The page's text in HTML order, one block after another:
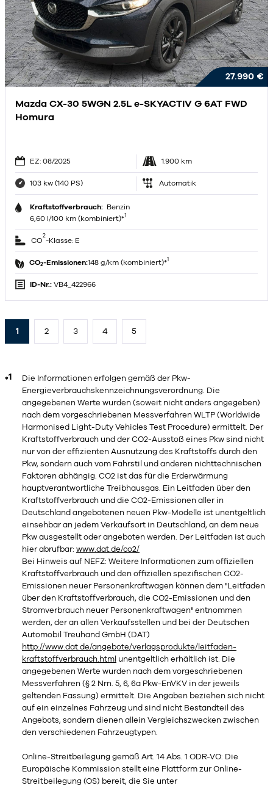
27.990 €
Mazda CX-30 5WGN 2.5L e-SKYACTIV G 6AT FWD
Homura
EZ: 08/2025 1.900 km
103 kw (140 PS) Automatik
Kraftstoffverbrauch: Benzin
6,60 l/100 km (kombiniert)*1
CO
2
-Klasse: E
CO2-Emissionen:148 g/km (kombiniert)*1
ID-Nr.: VB4_422966
1 2 3 4 5
*1
Die Informationen erfolgen gemäß der Pkw-
Energieverbrauchskennzeichnungsverordnung. Die
angegebenen Werte wurden (soweit nicht anders angegeben)
nach dem vorgeschriebenen Messverfahren WLTP (Worldwide
Harmonised Light-Duty Vehicles Test Procedure) ermittelt. Der
Kraftstoffverbrauch und der CO2-Ausstoß eines Pkw sind nicht
nur von der effizienten Ausnutzung des Kraftstoffs durch den
Pkw, sondern auch vom Fahrstil und anderen nichttechnischen
Faktoren abhängig. CO2 ist das für die Erderwärmung
hauptverantwortliche Treibhausgas. Ein Leitfaden über den
Kraftstoffverbrauch und die CO2-Emissionen aller in
Deutschland angebotenen neuen Pkw-Modelle ist unentgeltlich
einsehbar an jedem Verkaufsort in Deutschland, an dem neue
Pkw ausgestellt oder angeboten werden. Der Leitfaden ist auch
hier abrufbar: www.dat.de/co2/
Bei Hinweis auf NEFZ: Weitere Informationen zum offiziellen
Kraftstoffverbrauch und den offiziellen spezifischen CO2-
Emissionen neuer Personenkraftwagen können dem "Leitfaden
über den Kraftstoffverbrauch, die CO2-Emissionen und den
Stromverbrauch neuer Personenkraftwagen" entnommen
werden, der an allen Verkaufsstellen und bei der Deutschen
Automobil Treuhand GmbH (DAT)
http://www.dat.de/angebote/verlagsprodukte/leitfaden-
kraftstoffverbrauch.html unentgeltlich erhältlich ist. Die
angegebenen Werte wurden nach dem vorgeschriebenen
Messverfahren (§ 2 Nrn. 5, 6, 6a Pkw-EnVKV in der jeweils
geltenden Fassung) ermittelt. Die Angaben beziehen sich nicht
auf ein einzelnes Fahrzeug und sind nicht Bestandteil des
Angebots, sondern dienen allein Vergleichszwecken zwischen
den verschiedenen Fahrzeugtypen.
Online-Streitbeilegung gemäß Art. 14 Abs. 1 ODR-VO: Die
Europäische Kommission stellt eine Plattform zur Online-
Streitbeilegung (OS) bereit, die Sie unter